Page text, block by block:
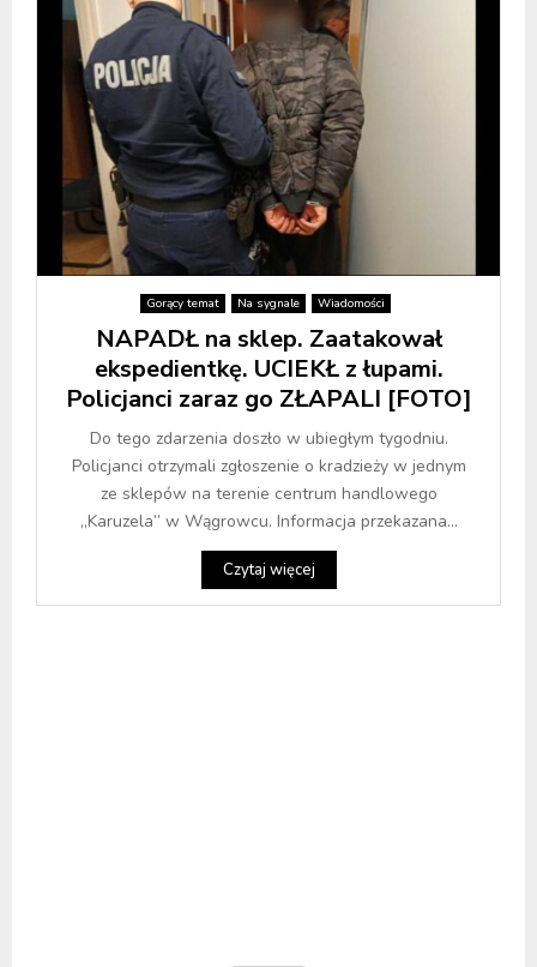
Gorący temat Na sygnale Wiadomości
NAPADŁ na sklep. Zaatakował
ekspedientkę. UCIEKŁ z łupami.
Policjanci zaraz go ZŁAPALI [FOTO]
Do tego zdarzenia doszło w ubiegłym tygodniu.
Policjanci otrzymali zgłoszenie o kradzieży w jednym
ze sklepów na terenie centrum handlowego
„Karuzela” w Wągrowcu. Informacja przekazana...
Czytaj więcej